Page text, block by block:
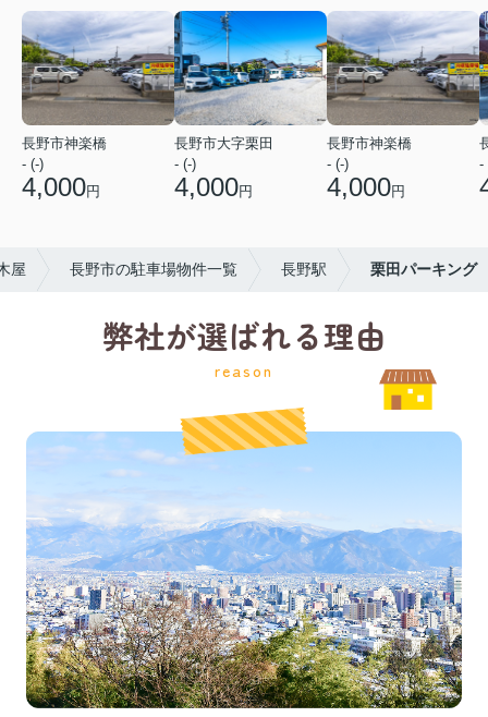
長野市神楽橋
- (-)
4,000円
長野市大字栗田
- (-)
4,000円
長野市神楽橋
- (-)
4,000円
-
屋 長野市の駐車場物件一覧 長野駅 栗田パーキング
弊社が選ばれる理由
reason